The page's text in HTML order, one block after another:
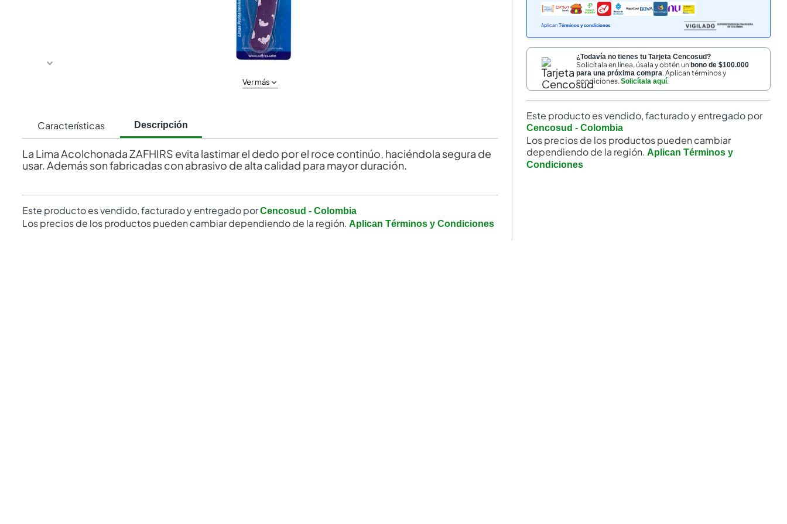
Ver más
Características Descripción
La Lima Acolchonada ZAFHIRS evita lastimar el dedo por el roce continúo, haciéndola segura de
usar. Además son fabricadas con abrasivo de alta calidad para mayor duración.
Este producto es vendido, facturado y entregado porCencosud - Colombia
Los precios de los productos pueden cambiar dependiendo de la región. Aplican Términos y Condiciones
Aplican Términos y condiciones
¿Todavía no tienes tu Tarjeta Cencosud?
Solicítala en línea, úsala y obtén unbono de $100.000
para una próxima compra. Aplican términos y
condiciones.Solicítala aquí.
Este producto es vendido, facturado y entregado por
Cencosud - Colombia
Los precios de los productos pueden cambiar
dependiendo de la región. Aplican Términos y
Condiciones